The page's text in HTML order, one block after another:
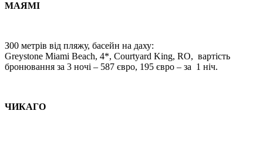
МАЯМІ
З00 метрів від пляжу, басейн на даху:
Greystone Miami Beach, 4*, Courtyard King, RO, вартість
бронювання за 3 ночі – 587 євро, 195 євро – за 1 ніч.
ЧИКАГО